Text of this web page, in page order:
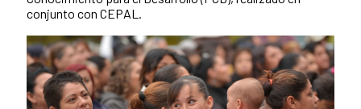
conjunto con CEPAL.